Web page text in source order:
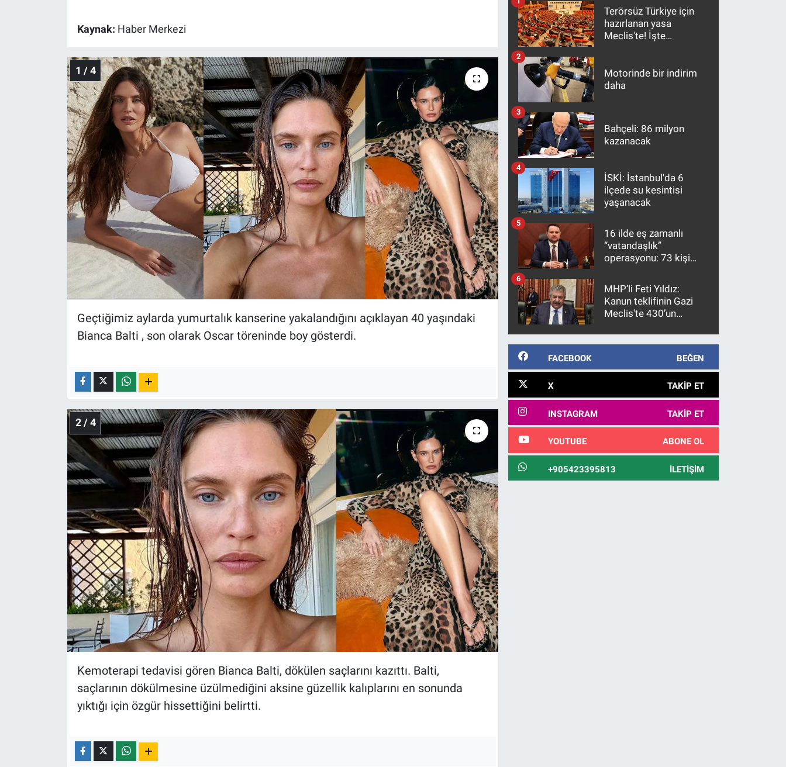
Kaynak: Haber Merkezi
1 / 4
Geçtiğimiz aylarda yumurtalık kanserine yakalandığını açıklayan 40 yaşındaki
Bianca Balti , son olarak Oscar töreninde boy gösterdi.
2 / 4
Kemoterapi tedavisi gören Bianca Balti, dökülen saçlarını kazıttı. Balti,
saçlarının dökülmesine üzülmediğini aksine güzellik kalıplarını en sonunda
yıktığı için özgür hissettiğini belirtti.
Terörsüz Türkiye için
hazırlanan yasa
Meclis'te! İşte
Motorinde bir indirim
daha
2
Bahçeli: 86 milyon
kazanacak
3
İSKİ: İstanbul'da 6
ilçede su kesintisi
yaşanacak
4
16 ilde eş zamanlı
“vatandaşlık”
operasyonu: 73 kişi
5
MHP’li Feti Yıldız:
Kanun teklifinin Gazi
Meclis'te 430’un
kanunlaşacağı
6
FACEBOOK BEĞEN
X TAKIP ET
INSTAGRAM TAKIP ET
YOUTUBE ABONE OL
+905423395813 İLETIŞIM
Gündem Özel
Günün görüntüsü
Koronavirüs
Kültür Sanat
Ne demişti
Popüler
Programlar
Teknoloji
Türkiye'nin Geleceği
Türkiye'nin Gündemi
Yerel Yaşam
Canlı Yayın